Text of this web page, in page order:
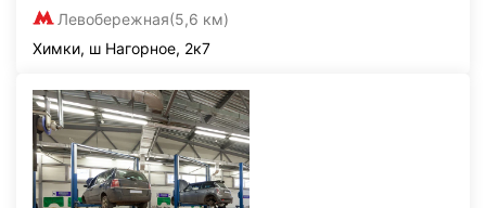
Левобережная(5,6 км)
Химки, ш Нагорное, 2к7